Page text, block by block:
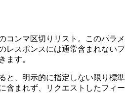
コンマ区切りリスト。このパラメ
レスポンスには通常含まれないフ
ます。
と、明示的に指定しない限り標準
含まれず、リクエストしたフィー